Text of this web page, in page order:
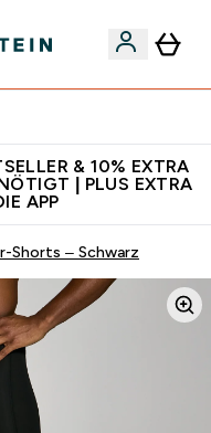
& 10% EXTRA
| PLUS EXTRA
APP
Shorts – Schwarz